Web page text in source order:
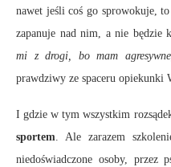
nawet jeśli coś go sprowokuje,
zapanuje nad nim, a nie będzie
mi z drogi, bo mam
prawdziwy ze spaceru opiekunki
I gdzie w tym wszystkim
sportem . Ale zarazem
niedoświadczone osoby, przez